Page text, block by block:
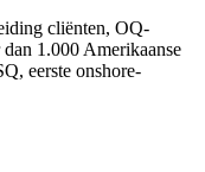
cliënten, OQ-
1.000 Amerikaanse
eerste onshore-